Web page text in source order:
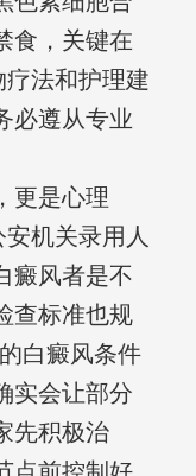
食，关键在
疗法和护理建
必遵从专业
更是心理
机关录用人
癜风者是不
查标准也规
白癜风条件
实会让部分
先积极治